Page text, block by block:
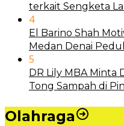
terkait Sengketa
4
El Barino Shah
Medan Denai
5
DR Lily MBA Minta
Tong Sampah di
Olahraga